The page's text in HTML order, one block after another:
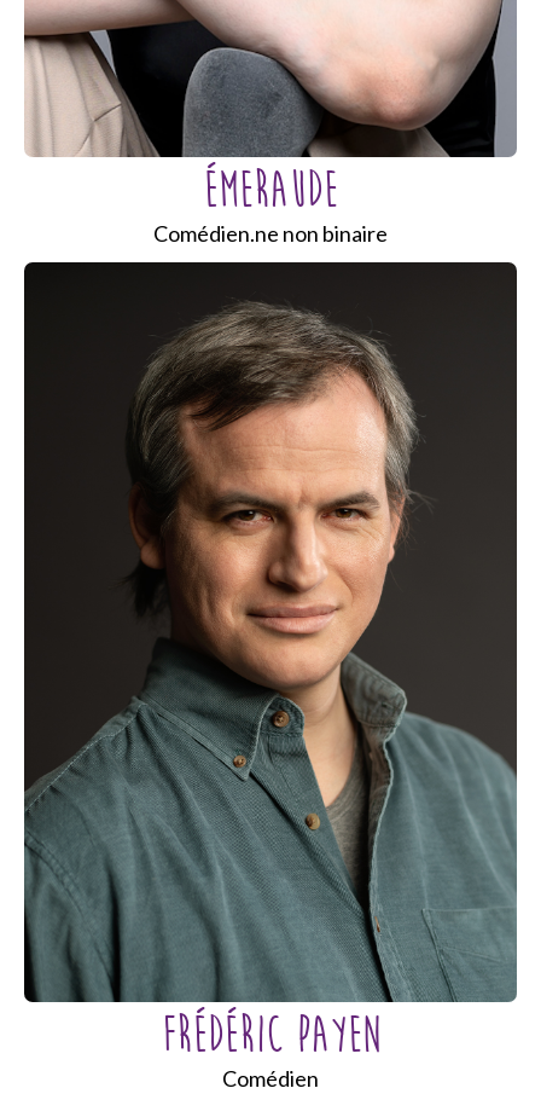
Émeraude
Comédien.ne non binaire
FRÉDÉRIC PAYEN
Comédien